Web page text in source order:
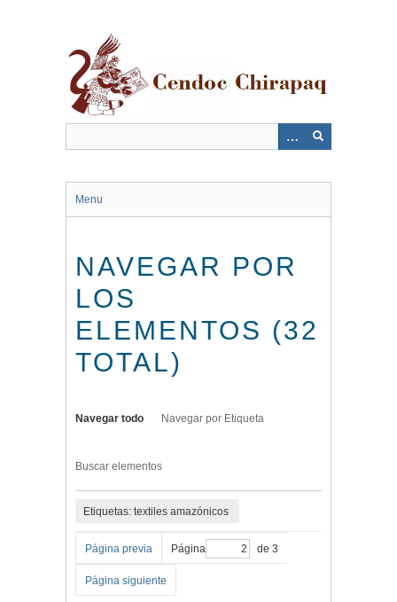
Menu
NAVEGAR POR
LOS
ELEMENTOS (32
TOTAL)
Navegar todo Navegar por Etiqueta
Buscar elementos
Etiquetas: textiles amazónicos
Página previa Página de 3
Página siguiente